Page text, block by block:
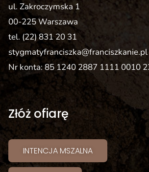
ul. Zakroczymska 1
00-225 Warszawa
tel. (22) 831 20 31
stygmatyfranciszka@franciszkanie.pl
Nr konta: 85 1240 2887 1111 0010
Złóż ofiarę
INTENCJA MSZALNA